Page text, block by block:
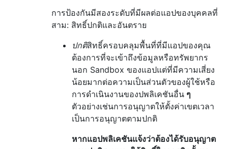
การป้องกันมีสองระดับที่มีผลต่อแอปของบุคคลที่
สาม: สิทธิ์ปกติและอันตราย
ปกติสิทธิ์ครอบคลุมพื้นที่ที่มีแอปของคุณ
ต้องการที่จะเข้าถึงข้อมูลหรือทรัพยากร
นอก Sandbox ของแอปแต่ที่มีความเสี่ยง
น้อยมากต่อความเป็นส่วนตัวของผู้ใช้หรือ
การดำเนินงานของปพลิเคชันอื่น ๆ
ตัวอย่างเช่นการอนุญาตให้ตั้งค่าเขตเวลา
เป็นการอนุญาตตามปกติ
หากแอปพลิเคชันแจ้งว่าต้องได้รับอนุญาต